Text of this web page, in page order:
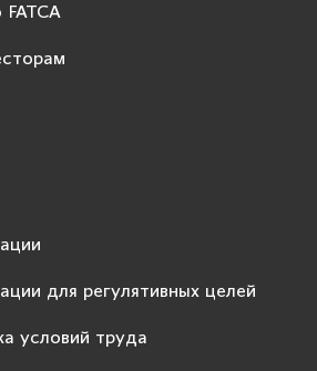
для регулятивных целей
условий труда